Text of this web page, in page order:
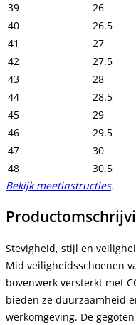
39
26
40
26.5
41
27
42
27.5
43
28
44
28.5
45
29
46
29.5
47
30
48
30.5
Bekijk meetinstructies.
Stevigheid, stijl en
Mid veiligheidsschoenen
bovenwerk versterkt met
bieden ze duurzaamheid
werkomgeving. De